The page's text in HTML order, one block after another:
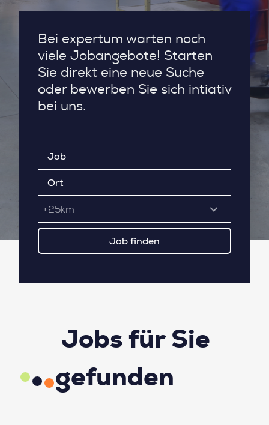
Bei expertum warten noch
viele Jobangebote! Starten
Sie direkt eine neue Suche
oder bewerben Sie sich intiativ
bei uns.
+25km